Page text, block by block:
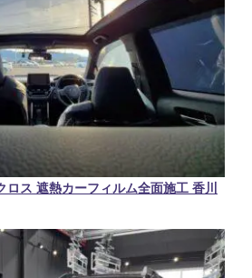
ロス 遮熱カーフィルム全面施工 香川